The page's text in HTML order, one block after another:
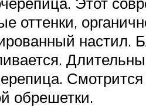
оттенки,
настил.
обрешетки.